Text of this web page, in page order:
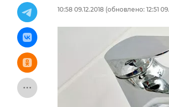
10:58 09.12.2018 (обновлено: 12:51